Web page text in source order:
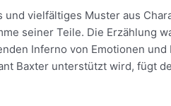
vielfältiges Muster aus
seiner Teile. Die Erzählung
Inferno von Emotionen
Baxter unterstützt wird, fügt